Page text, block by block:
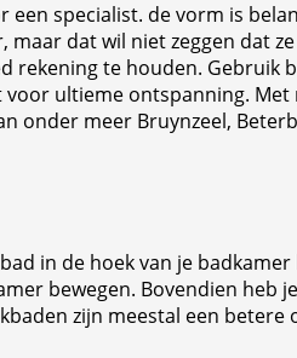
een specialist. de vorm is
maar dat wil niet zeggen
te houden.
ultieme ontspanning.
onder meer Bruynzeel,
in de hoek van je
bewegen. Bovendien
zijn meestal een